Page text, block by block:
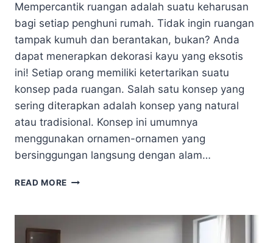
Mempercantik ruangan adalah suatu keharusan
bagi setiap penghuni rumah. Tidak ingin ruangan
tampak kumuh dan berantakan, bukan? Anda
dapat menerapkan dekorasi kayu yang eksotis
ini! Setiap orang memiliki ketertarikan suatu
konsep pada ruangan. Salah satu konsep yang
sering diterapkan adalah konsep yang natural
atau tradisional. Konsep ini umumnya
menggunakan ornamen-ornamen yang
bersinggungan langsung dengan alam…
READ MORE PERCANTIK
DENGAN